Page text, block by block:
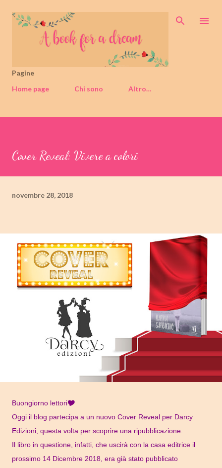
Passa ai contenuti principali
Pagine
Home page
Chi sono Altro…
Cover Reveal: Vivere a colori
novembre 28, 2018
Buongiorno lettori🎔
Oggi il blog partecipa a un nuovo Cover Reveal per Darcy
Edizioni, questa volta per scoprire una ripubblicazione.
Il libro in questione, infatti, che uscirà con la casa editrice il
prossimo 14 Dicembre 2018, era già stato pubblicato